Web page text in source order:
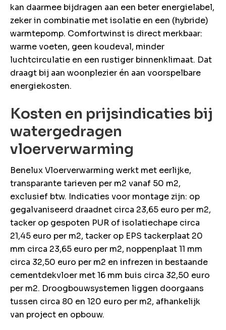
kan daarmee bijdragen aan een beter energielabel,
zeker in combinatie met isolatie en een (hybride)
warmtepomp. Comfortwinst is direct merkbaar:
warme voeten, geen koudeval, minder
luchtcirculatie en een rustiger binnenklimaat. Dat
draagt bij aan woonplezier én aan voorspelbare
energiekosten.
Kosten en prijsindicaties bij
watergedragen
vloerverwarming
Benelux Vloerverwarming werkt met eerlijke,
transparante tarieven per m2 vanaf 50 m2,
exclusief btw. Indicaties voor montage zijn: op
gegalvaniseerd draadnet circa 23,65 euro per m2,
tacker op gespoten PUR of isolatiechape circa
21,45 euro per m2, tacker op EPS tackerplaat 20
mm circa 23,65 euro per m2, noppenplaat 11 mm
circa 32,50 euro per m2 en infrezen in bestaande
cementdekvloer met 16 mm buis circa 32,50 euro
per m2. Droogbouwsystemen liggen doorgaans
tussen circa 80 en 120 euro per m2, afhankelijk
van project en opbouw.